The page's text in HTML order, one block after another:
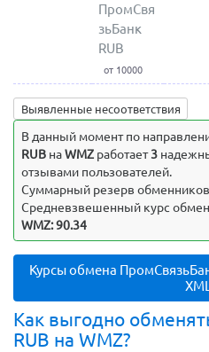
ПромСвя
зьБанк
RUB
от 10000
Выявленные несоответствия
В данный момент по
RUBнаWMZработает3
отзывами пользователей.
Суммарный резерв
Средневзвешенный курс
WMZ: 90.34
Курсы обмена
XML
Как выгодно
RUB на WMZ?